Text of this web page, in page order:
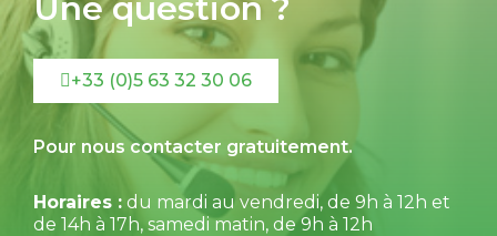
+33 (0)5 63 32 30 06
Pour nous contacter gratuitement.
Horaires : du mardi au vendredi, de 9h à 12h et
de 14h à 17h, samedi matin, de 9h à 12h